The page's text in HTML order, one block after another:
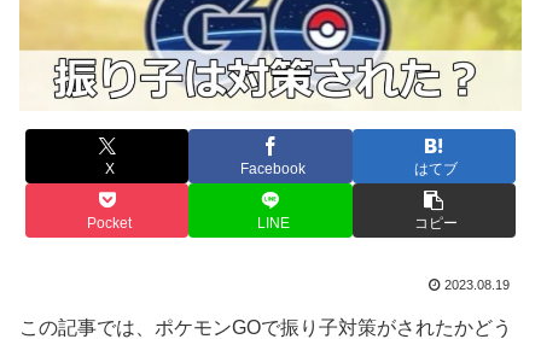
X Facebook はてブ
Pocket LINE コピー
2023.08.19
この記事では、ポケモンGOで振り子対策がされたかどう